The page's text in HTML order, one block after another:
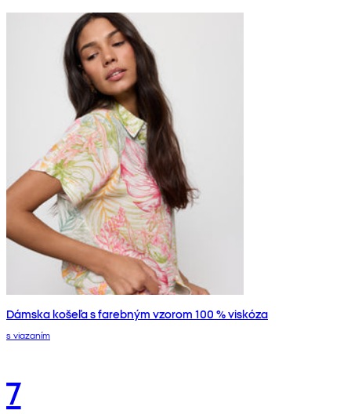
Dámska košeľa s farebným vzorom 100 % viskóza
s viazaním
7